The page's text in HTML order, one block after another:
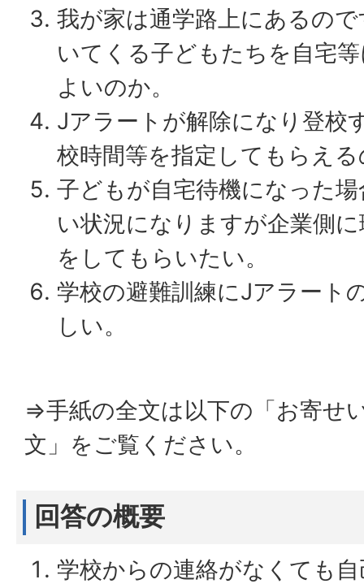
我が家は通学路上にあるの
いてくる子どもたちを自宅
よいのか。
Jアラートが解除になり登校
校時間等を指定してもらえ
子どもが自宅待機になった
い状況になりますが企業側
をしてもらいたい。
学校の避難訓練にJアラート
しい。
⇒手紙の全文は以下の「お寄せ
文」をご覧ください。
回答の概要
学校からの連絡がなくても